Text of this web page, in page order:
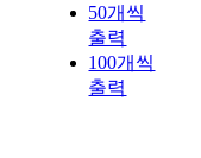
50개씩
출력
100개씩
출력